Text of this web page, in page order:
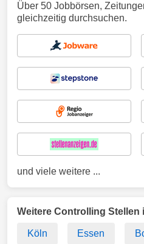
Über 50 Jobbörsen,
gleichzeitig durchsuchen.
und viele weitere ...
Weitere Controlling Stellen
Köln Essen